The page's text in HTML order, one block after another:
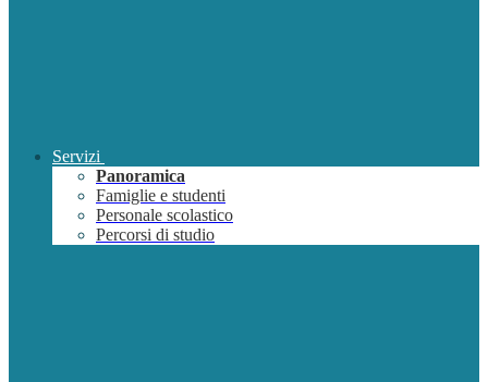
Servizi
Panoramica
Famiglie e studenti
Personale scolastico
Percorsi di studio